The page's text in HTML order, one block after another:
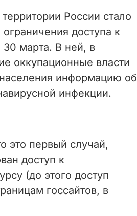
территории России стало
доступа к
30 марта. В ней, в
оккупационные власти
информацию об
инфекции.
это первый случай,
доступ к
(до этого доступ
госсайтов, в